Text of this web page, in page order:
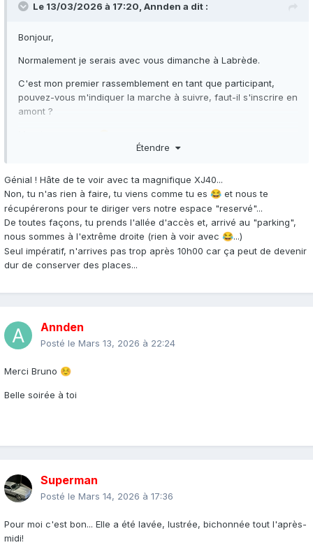
Le 13/03/2026 à 17:20, Annden a dit :
Bonjour,
Normalement je serais avec vous dimanche à Labrède.
C'est mon premier rassemblement en tant que participant,
pouvez-vous m'indiquer la marche à suivre, faut-il s'inscrire en
amont ?
Étendre
Génial ! Hâte de te voir avec ta magnifique XJ40...
Non, tu n'as rien à faire, tu viens comme tu es 😂 et nous te
récupérerons pour te diriger vers notre espace "reservé"...
De toutes façons, tu prends l'allée d'accès et, arrivé au "parking",
nous sommes à l'extrême droite (rien à voir avec 😂...)
Seul impératif, n'arrives pas trop après 10h00 car ça peut de devenir
dur de conserver des places...
Annden
Posté le Mars 13, 2026 à 22:24
Merci Bruno ☺️
Belle soirée à toi
Superman
Posté le Mars 14, 2026 à 17:36
Pour moi c'est bon... Elle a été lavée, lustrée, bichonnée tout l'après-
midi!